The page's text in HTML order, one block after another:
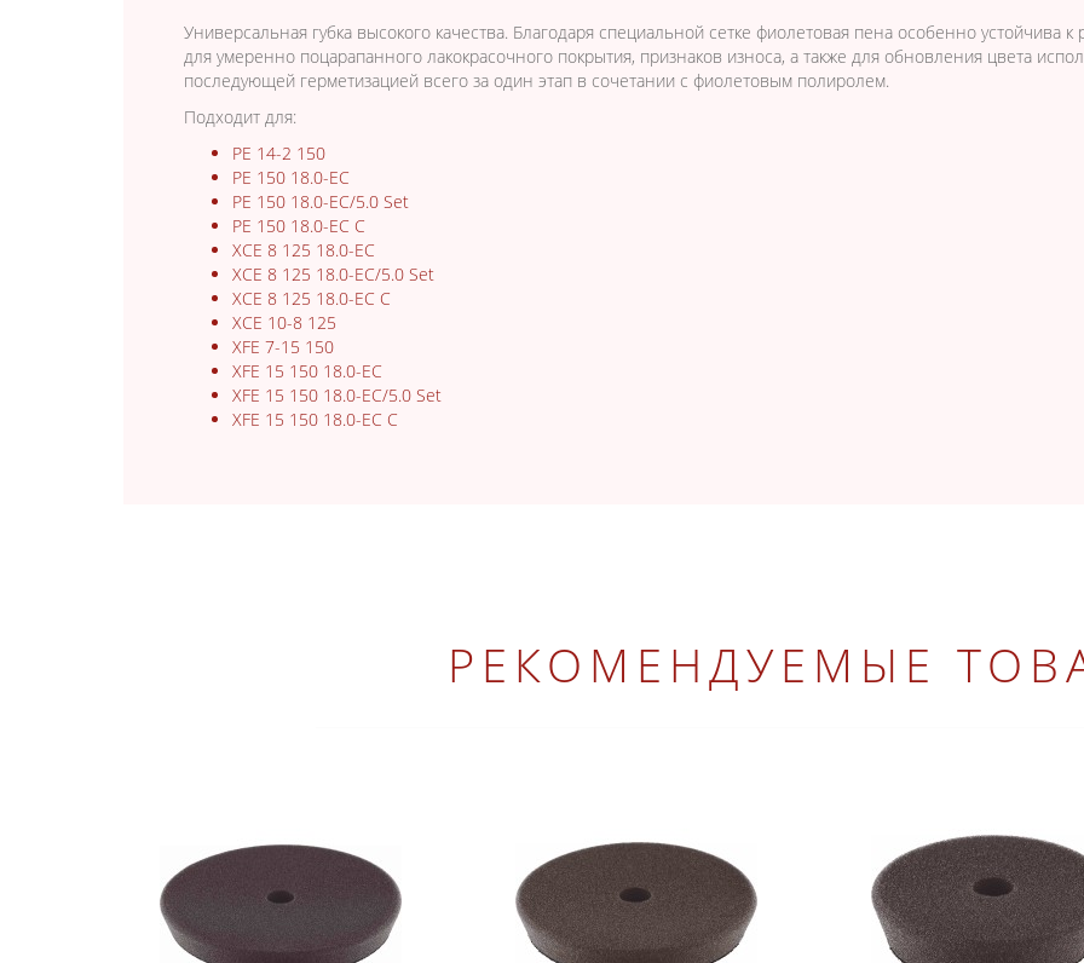
Универсальная губка высокого качества. Благодаря специальной сетке фиолетовая пена особенно устойчива
для умеренно поцарапанного лакокрасочного покрытия, признаков износа, а также для обновления цвета
последующей герметизацией всего за один этап в сочетании с фиолетовым полиролем.
Подходит для:
PE 14-2 150
PE 150 18.0-EC
PE 150 18.0-EC/5.0 Set
PE 150 18.0-EC C
XCE 8 125 18.0-EC
XCE 8 125 18.0-EC/5.0 Set
XCE 8 125 18.0-EC C
XCE 10-8 125
XFE 7-15 150
XFE 15 150 18.0-EC
XFE 15 150 18.0-EC/5.0 Set
XFE 15 150 18.0-EC C
РЕКОМЕНДУЕМЫЕ